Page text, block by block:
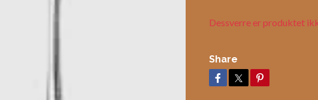
Dessverre er produktet
Share